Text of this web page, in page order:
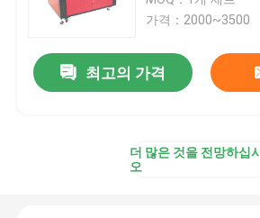
스톤 CNC 루터 머신
가격：2000~3500
최고의 가격
더 많은 것을 전망하십시
오